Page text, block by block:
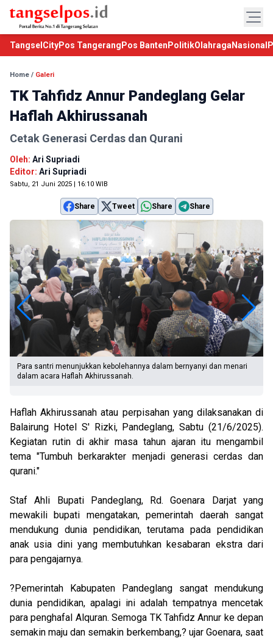
TangselCityPos Tangerang Pos Banten PolitikOlahraga Nasional
Home / Galeri
TK Tahfidz Annur Pandeglang Gelar
Haflah Akhirussanah
Cetak Generasi Cerdas dan Qurani
Oleh: Ari Supriadi
Editor: Ari Supriadi
Sabtu, 21 Juni 2025 | 16:10 WIB
Share Tweet Share Share
kebolehannya dalam bernyanyi dan menari
Syahira Najibah Benazir,
Haflah Akhirussanah atau perpisahan yang dilaksanakan di
Balairung Hotel S' Rizki, Pandeglang, Sabtu (21/6/2025).
Kegiatan rutin di akhir masa tahun ajaran itu mengambil
tema "Tumbuh berkarakter menjadi generasi cerdas dan
qurani."
Staf Ahli Bupati Pandeglang, Rd. Goenara Darjat yang
mewakili bupati mengatakan, pemerintah daerah sangat
mendukung dunia pendidikan, terutama pada pendidikan
anak usia dini yang membutuhkan kesabaran ekstra dari
para pengajarnya.
?Pemerintah Kabupaten Pandeglang sangat mendukung
dunia pendidikan, apalagi ini adalah tempatnya mencetak
para penghafal Alquran. Semoga TK Tahfidz Annur ke depan
semakin maju dan semakin berkembang,? ujar Goenara, saat